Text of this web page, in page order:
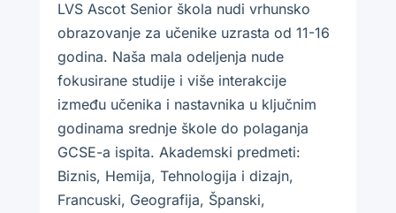
LVS Ascot Senior škola nudi vrhunsko
obrazovanje za učenike uzrasta od 11-16
godina. Naša mala odeljenja nude
fokusirane studije i više interakcije
između učenika i nastavnika u ključnim
godinama srednje škole do polaganja
GCSE-a ispita. Akademski predmeti:
Biznis, Hemija, Tehnologija i dizajn,
Francuski, Geografija, Španski,